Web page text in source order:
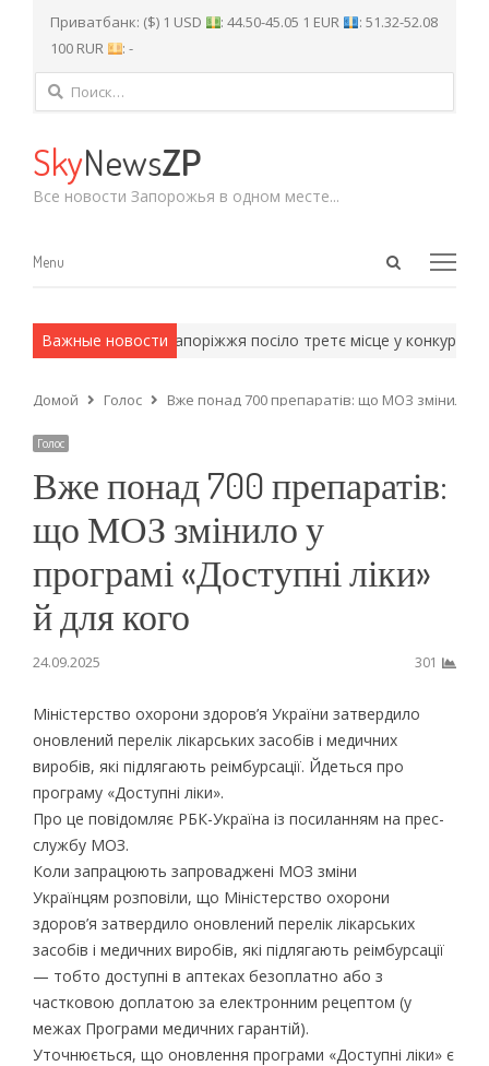
Приватбанк: ($) 1 USD : 44.50-45.05 1 EUR
: 51.32-52.08
100 RUR
: -
Найти:
SkyNewsZP
Все новости Запорожья в одном месте...
Open
Menu
Menu
Важные новости
методы. Запоріжжя посіло третє місце у конкурсі
Домой Голос Вже понад 700 препаратів: що МОЗ змінило у
Голос
Вже понад 700 препаратів:
що МОЗ змінило у
програмі «Доступні ліки»
й для кого
24.09.2025 301
Міністерство охорони здоров’я України затвердило
оновлений перелік лікарських засобів і медичних
виробів, які підлягають реімбурсації. Йдеться про
програму «Доступні ліки».
Про це повідомляє РБК-Україна із посиланням на прес-
службу МОЗ.
Коли запрацюють запроваджені МОЗ зміни
Українцям розповіли, що Міністерство охорони
здоров’я затвердило оновлений перелік лікарських
засобів і медичних виробів, які підлягають реімбурсації
— тобто доступні в аптеках безоплатно або з
частковою доплатою за електронним рецептом (у
межах Програми медичних гарантій).
Уточнюється, що оновлення програми «Доступні ліки» є